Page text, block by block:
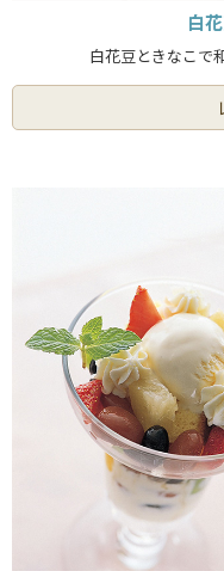
白
白花豆ときなこで